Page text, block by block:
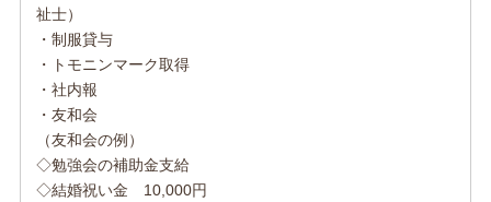
祉士）
・制服貸与
・トモニンマーク取得
・社内報
・友和会
（友和会の例）
◇勉強会の補助金支給
◇結婚祝い金 10,000円